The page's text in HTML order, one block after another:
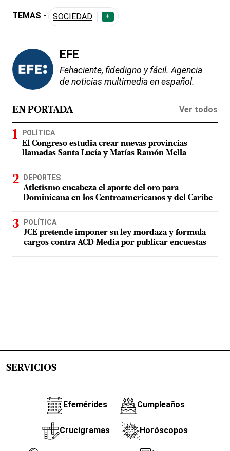
TEMAS - SOCIEDAD +
EFE
Fehaciente, fidedigno y fácil. Agencia
de noticias multimedia en español.
EN PORTADA Ver todos
POLÍTICA
El Congreso estudia crear nuevas provincias
llamadas Santa Lucía y Matías Ramón Mella
DEPORTES
Atletismo encabeza el aporte del oro para
Dominicana en los Centroamericanos y del Caribe
POLÍTICA
JCE pretende imponer su ley mordaza y formula
cargos contra ACD Media por publicar encuestas
SERVICIOS
Efemérides Cumpleaños
Crucigramas Horóscopos